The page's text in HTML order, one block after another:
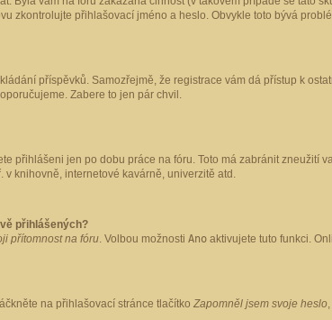
zkontrolujte přihlašovací jméno a heslo. Obvykle toto bývá
příspěvků. Samozřejmě, že registrace vám dá přístup k
Zabere to jen pár chvil.
přihlášeni jen po dobu práce na fóru. Toto má zabránit zneužití
knihovně, internetové kavárně, univerzitě atd.
přihlášených?
přítomnost na fóru. Volbou možnosti Ano aktivujete tuto funkci.
na přihlašovací stránce tlačítko Zapomněl jsem svoje heslo